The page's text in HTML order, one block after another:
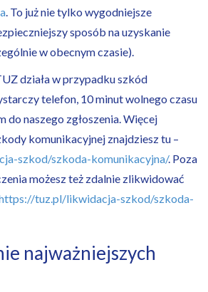
. To już nie tylko wygodniejsze
sposób na uzyskanie
w obecnym czasie).
działa w przypadku szkód
telefon, 10 minut wolnego czasu
do naszego zgłoszenia. Więcej
komunikacyjnej znajdziesz tu –
szkod/szkoda-komunikacyjna/. Poza
możesz też zdalnie zlikwidować
tuz.pl/likwidacja-szkod/szkoda-
najważniejszych